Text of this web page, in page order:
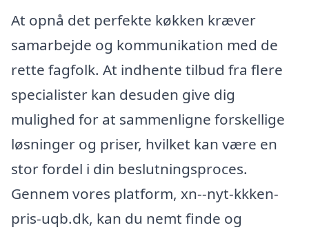
At opnå det perfekte køkken kræver
samarbejde og kommunikation med de
rette fagfolk. At indhente tilbud fra flere
specialister kan desuden give dig
mulighed for at sammenligne forskellige
løsninger og priser, hvilket kan være en
stor fordel i din beslutningsproces.
Gennem vores platform, xn--nyt-kkken-
pris-uqb.dk, kan du nemt finde og